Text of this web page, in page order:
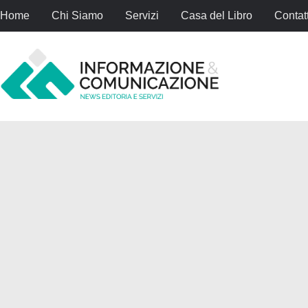
Home Chi Siamo Servizi Casa del Libro